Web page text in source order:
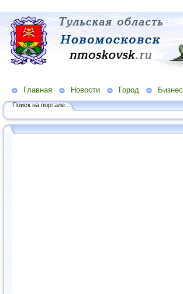
Главная Новости Город Бизнес
Поиск на портале...